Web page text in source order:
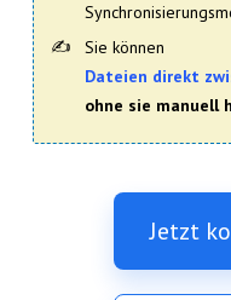
Sie können
Dateien direkt
ohne sie manuell
Jetzt